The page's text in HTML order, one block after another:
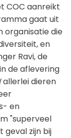
COC aanreikt
gaat uit
organisatie die
en
Ravi, de
de aflevering
allerlei dieren
en
"superveel
geval zijn bij